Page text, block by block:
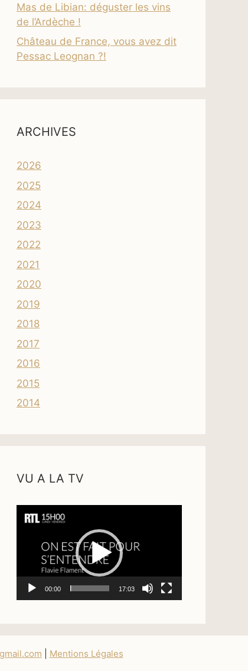
Mas de Libian: déguster les vins
de l’Ardèche !
Château de France, vous avez dit
Pessac Leognan ?!
ARCHIVES
2026
2025
2024
2023
2022
2021
2020
2019
2018
2017
2016
2015
2014
VU A LA TV
Lecteur
vidéo
00:00 17:03
Mentions Légales